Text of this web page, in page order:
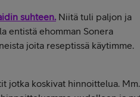
suhteen. Niitä tuli paljon ja
entistä ehomman Sonera
joita reseptissä käytimme.
jotka koskivat hinnoittelua. Mm.